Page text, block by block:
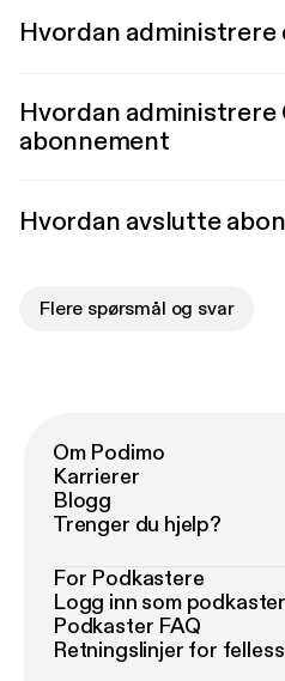
Hvordan
Hvordan
abonnement
Hvordan avslutte
Flere spørsmål og svar
Om Podimo
Karrierer
Blogg
Trenger du hjelp?
For Podkastere
Logg inn som podkaster
Podkaster FAQ
Retningslinjer for